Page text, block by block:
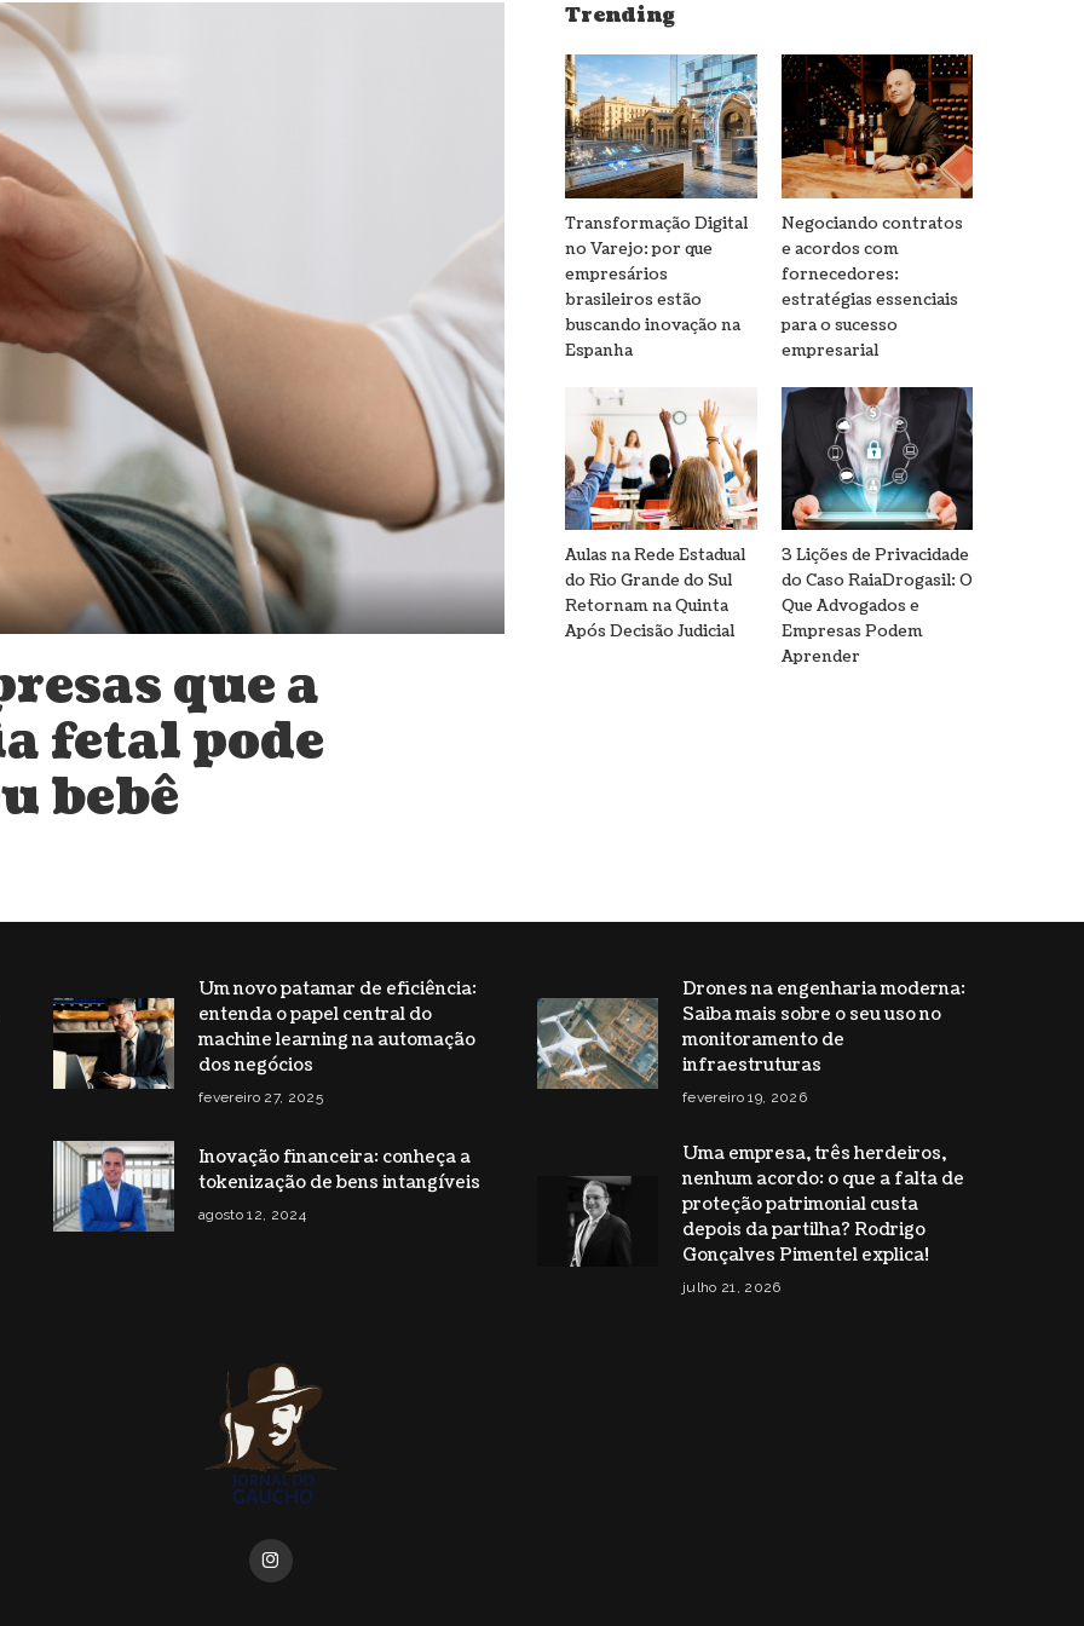
que a
fetal pode
bebê
Trending
Transformação Digital
no Varejo: por que
empresários
brasileiros estão
buscando inovação na
Espanha
Negociando contratos
e acordos com
fornecedores:
estratégias essenciais
para o sucesso
empresarial
Aulas na Rede Estadual
do Rio Grande do Sul
Retornam na Quinta
Após Decisão Judicial
3 Lições de Privacidade
do Caso RaiaDrogasil: O
Que Advogados e
Empresas Podem
Aprender
Um novo patamar de eficiência:
entenda o papel central do
machine learning na automação
dos negócios
fevereiro 27, 2025
Inovação financeira: conheça a
tokenização de bens intangíveis
agosto 12, 2024
Drones na engenharia moderna:
Saiba mais sobre o seu uso no
monitoramento de
infraestruturas
fevereiro 19, 2026
Uma empresa, três herdeiros,
nenhum acordo: o que a falta de
proteção patrimonial custa
depois da partilha? Rodrigo
Gonçalves Pimentel explica!
julho 21, 2026